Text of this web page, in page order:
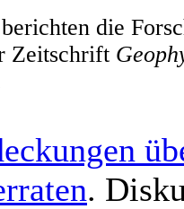
die
Zeitschrift
.